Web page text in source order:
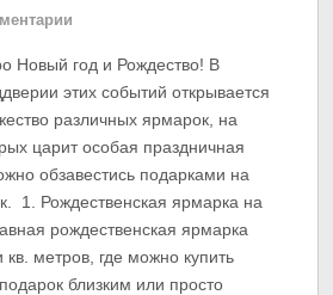
Новый год и Рождество! В
этих событий открывается
различных ярмарок, на
царит особая праздничная
обзавестись подарками на
1. Рождественская ярмарка на
рождественская ярмарка
метров, где можно купить
близким или просто